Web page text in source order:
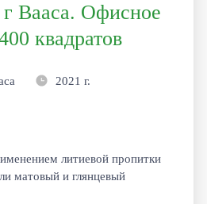
Вааса. Офисное
квадратов
2021 г.
литиевой пропитки
матовый и глянцевый